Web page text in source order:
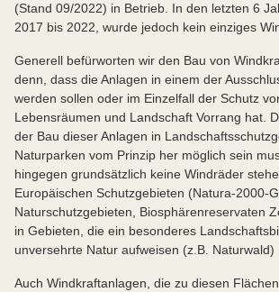
(Stand 09/2022) in Betrieb. In den letzten 6
2017 bis 2022, wurde jedoch kein einziges
Generell befürworten wir den Bau von
denn, dass die Anlagen in einem der
werden sollen oder im Einzelfall der Schutz
Lebensräumen und Landschaft Vorrang hat.
der Bau dieser Anlagen in
Naturparken vom Prinzip her möglich sein
hingegen grundsätzlich keine Windräder
Europäischen Schutzgebieten (Natura-2000-
Naturschutzgebieten, Biosphärenreservaten
in Gebieten, die ein besonderes
unversehrte Natur aufweisen (z.B. Naturwald)
Auch Windkraftanlagen, die zu diesen